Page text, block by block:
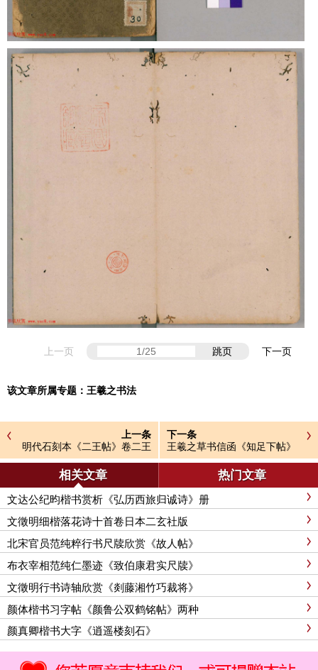
上一页 跳页 下一页
该文章所属专题： 王羲之书法
上一条
明代石刻本《二王帖》卷二王
羲之行草书帖
下一条
王羲之草书信函《知足下帖》
三种
相关文章 热门文章
文达公纪昀楷书赏析《弘历西旅归诚诗》册
文徵明细楷落花诗十首卷日本二玄社版
北宋官员范纯粹行书尺牍欣赏《故人帖》
布衣宰相范纯仁墨迹《致伯康君实尺牍》
文徵明行书诗轴欣赏《剡藤湘竹巧裁将》
颜体楷书习字帖《颜鲁公双鹤铭帖》两种
颜真卿楷书大字《逍遥楼刻石》